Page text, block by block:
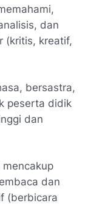
dan
(kritis, kreatif,
bersastra,
peserta didik
dan
mencakup
dan
(berbicara